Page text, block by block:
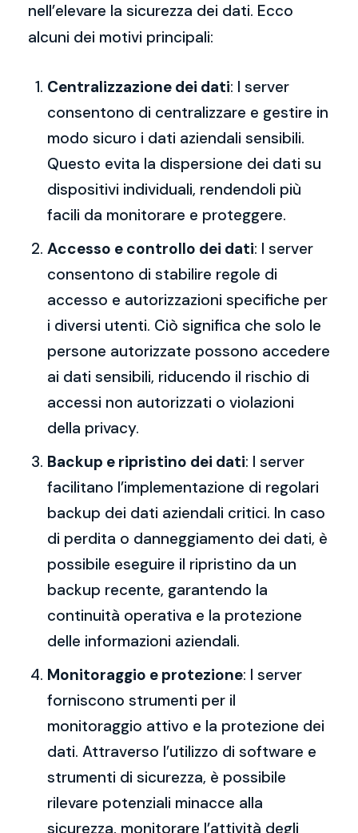
nell’elevare la sicurezza dei dati. Ecco
alcuni dei motivi principali:
Centralizzazione dei dati: I server
consentono di centralizzare e gestire in
modo sicuro i dati aziendali sensibili.
Questo evita la dispersione dei dati su
dispositivi individuali, rendendoli più
facili da monitorare e proteggere.
Accesso e controllo dei dati: I server
consentono di stabilire regole di
accesso e autorizzazioni specifiche per
i diversi utenti. Ciò significa che solo le
persone autorizzate possono accedere
ai dati sensibili, riducendo il rischio di
accessi non autorizzati o violazioni
della privacy.
Backup e ripristino dei dati: I server
facilitano l’implementazione di regolari
backup dei dati aziendali critici. In caso
di perdita o danneggiamento dei dati, è
possibile eseguire il ripristino da un
backup recente, garantendo la
continuità operativa e la protezione
delle informazioni aziendali.
Monitoraggio e protezione: I server
forniscono strumenti per il
monitoraggio attivo e la protezione dei
dati. Attraverso l’utilizzo di software e
strumenti di sicurezza, è possibile
rilevare potenziali minacce alla
sicurezza, monitorare l’attività degli